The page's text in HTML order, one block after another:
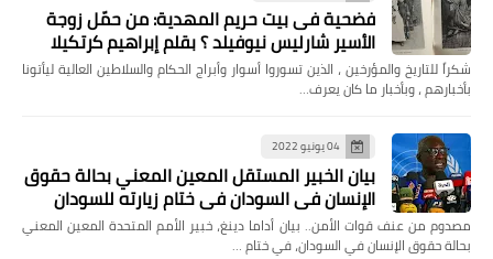
فضحية فى بيت حريم المهدية: من حمّل زوجة
الأسير شارليس نيوفيلد ؟ بقلم إبراهيم كرتكيلا
شكراً للتاريخ والمؤرخين ، الذين تسوروا أسوار وأبراج الحكام والسلاطين العالية ليأتونا
بأخبارهم ، وبأخبار ما كان يعرف…
04 يونيو 2022
بيان الخبير المستقل المعين المعني بحالة حقوق
الإنسان في السودان في ختام زيارته للسودان
مصدوم من عنف قوات الأمن.. بيان أداما دينغ، خبير الأمم المتحدة المعين المعني
بحالة حقوق الإنسان في السودان، في ختام …